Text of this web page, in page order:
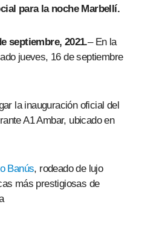
para la noche Marbellí.
septiembre, 2021.– En la
jueves, 16 de septiembre
la inauguración oficial del
A1 Ambar, ubicado en
Banús, rodeado de lujo
más prestigiosas de